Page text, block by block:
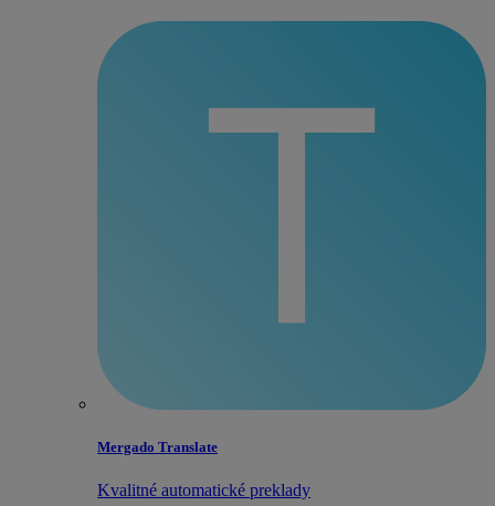
Mergado Translate
Kvalitné automatické preklady